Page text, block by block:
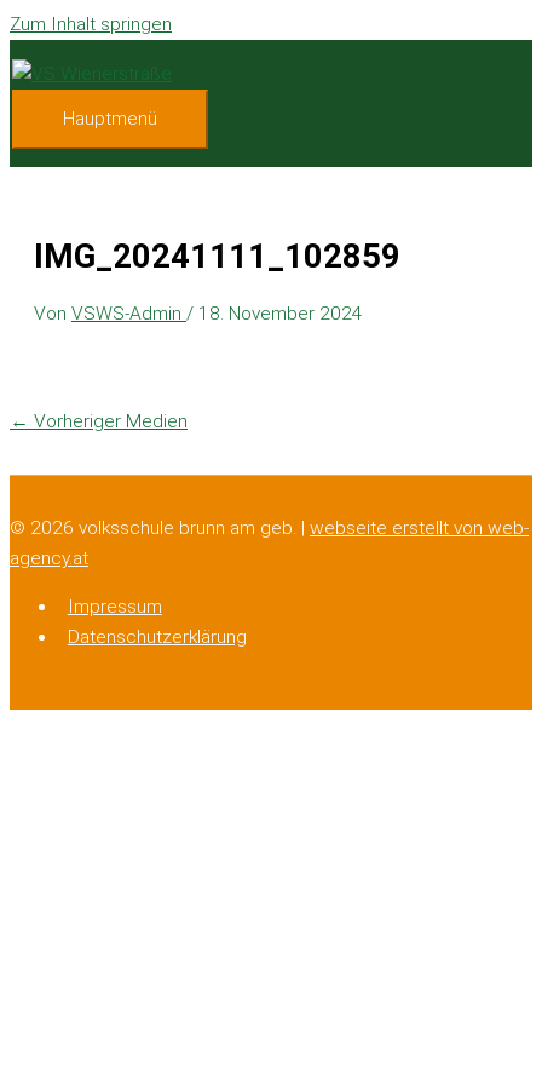
Zum Inhalt springen
Hauptmenü
IMG_20241111_102859
Von VSWS-Admin / 18. November 2024
← Vorheriger Medien
© 2026 volksschule brunn am geb. | webseite erstellt von web-
agency.at
Impressum
Datenschutzerklärung